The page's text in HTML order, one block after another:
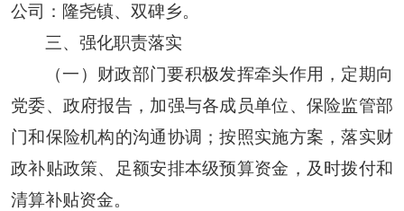
公司：隆尧镇、双碑乡。
三、强化职责落实
（一）财政部门要积极发挥牵头作用，定期向
党委、政府报告，加强与各成员单位、保险监管部
门和保险机构的沟通协调；按照实施方案，落实财
政补贴政策、足额安排本级预算资金，及时拨付和
清算补贴资金。